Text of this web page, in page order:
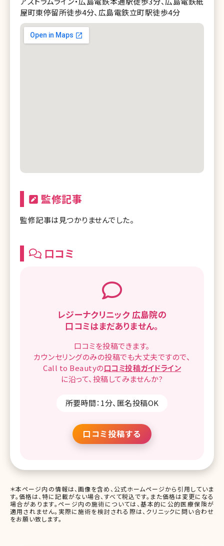
屋町東停留所徒歩4分、広島電鉄立町駅徒歩4分
監修記事
監修記事は見つかりませんでした。
口コミ
レジーナクリニック 広島院の
口コミはまだありません。
口コミを投稿できます。
カウンセリングのみの投稿でも大丈夫ですので、
Call to Beautyの口コミ投稿ガイドライン
に沿って、 投稿してみませんか?
所要時間：1分、匿名投稿OK
口コミ投稿する
＊本ページ内の情報は、画像を含め、公式ホームページから引用していま
す。価格は、特に記載がない場合、すべて税込です。また価格は変更になる
場合があります。ページ内の施術については、基本的に公的医療保険が
適用されません。実際に施術を検討される際は、クリニックに問い合わせ
をお願い致します。